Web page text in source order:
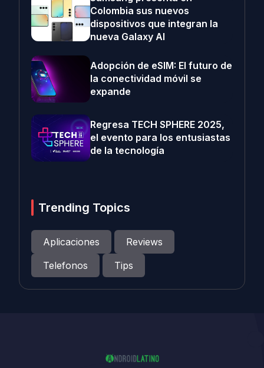
Colombia sus nuevos
dispositivos que integran la
nueva Galaxy AI
Adopción de eSIM: El futuro de
la conectividad móvil se
expande
Regresa TECH SPHERE 2025,
el evento para los entusiastas
de la tecnología
Trending Topics
Aplicaciones
Reviews
Telefonos
Tips